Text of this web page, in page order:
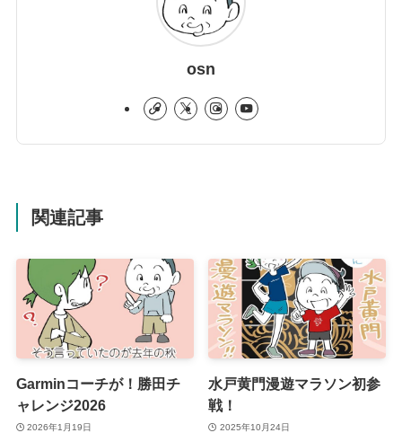
osn
関連記事
Garminコーチが！勝田チ
ャレンジ2026
2026年1月19日
水戸黄門漫遊マラソン初参
戦！
2025年10月24日